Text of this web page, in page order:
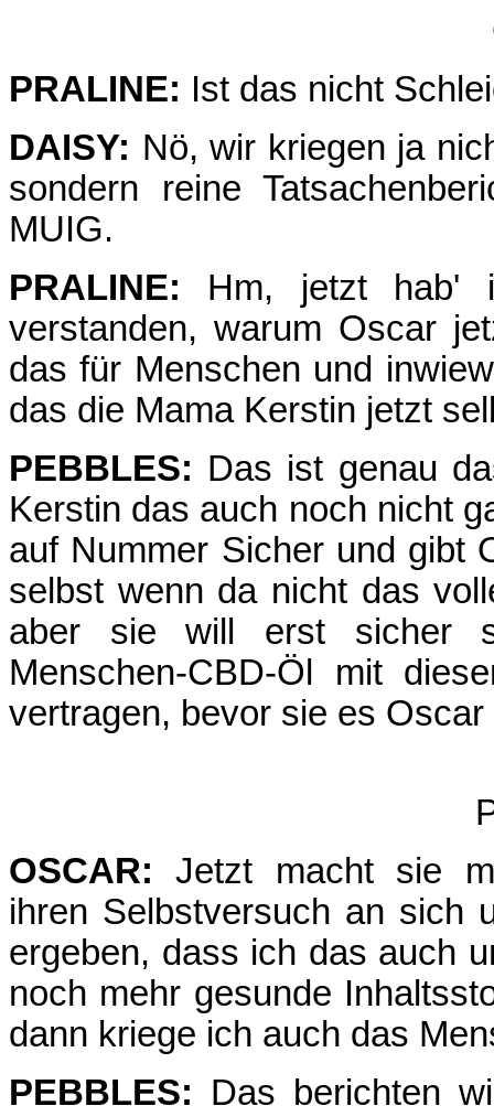
PRALINE: Ist das nicht
DAISY: Nö, wir kriegen ja
sondern reine
MUIG.
PRALINE: Hm, jetzt hab'
verstanden, warum Oscar
das für Menschen und
das die Mama Kerstin jetzt
PEBBLES: Das ist genau
Kerstin das auch noch nicht
auf Nummer Sicher und gibt
selbst wenn da nicht das
aber sie will erst sicher
Menschen-CBD-Öl mit
vertragen, bevor sie es
OSCAR: Jetzt macht sie
ihren Selbstversuch an sich
ergeben, dass ich das auch
noch mehr gesunde
dann kriege ich auch das
PEBBLES: Das berichten